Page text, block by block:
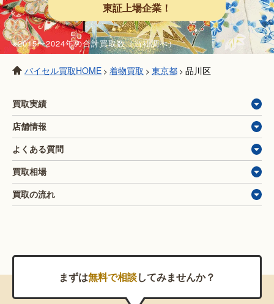
東証上場企業！
※2015〜2024年の合計買取数（当社調べ）
バイセル買取HOME > 着物買取 > 東京都 > 品川区
買取実績
店舗情報
よくある質問
買取相場
買取の流れ
まずは無料で相談してみませんか？